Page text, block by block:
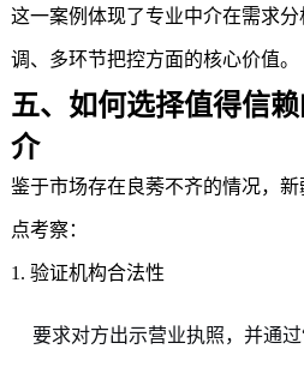
这一案例体现了专业中介在需求
调、多环节把控方面的核心价值。
五、如何选择值得信
介
鉴于市场存在良莠不齐的情况，
点考察：
1. 验证机构合法性
要求对方出示营业执照，并通